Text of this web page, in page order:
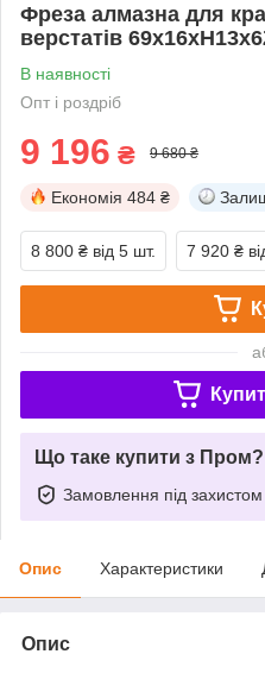
Фреза алмазна для
верстатів
В наявності
Опт і роздріб
9 196 ₴ 9 680 ₴
Економія 484 ₴
8 800 ₴ від 5 шт. 7 920 ₴
Що таке купити з Пром?
Замовлення під захистом
Опис Характеристики
Опис